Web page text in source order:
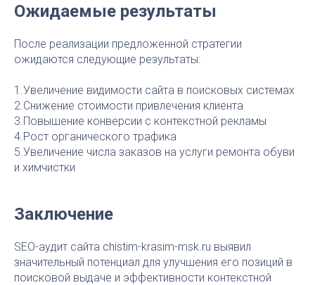
Ожидаемые результаты
После реализации предложенной стратегии
ожидаются следующие результаты:
1.Увеличение видимости сайта в поисковых системах
2.Снижение стоимости привлечения клиента
3.Повышение конверсии с контекстной рекламы
4.Рост органического трафика
5.Увеличение числа заказов на услуги ремонта обуви
и химчистки
Заключение
SEO-аудит сайта chistim-krasim-msk.ru выявил
значительный потенциал для улучшения его позиций в
поисковой выдаче и эффективности контекстной